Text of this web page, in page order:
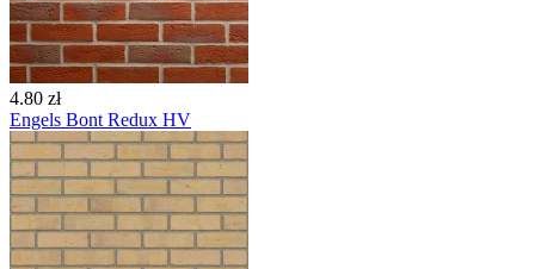
4.80 zł
Engels Bont Redux HV